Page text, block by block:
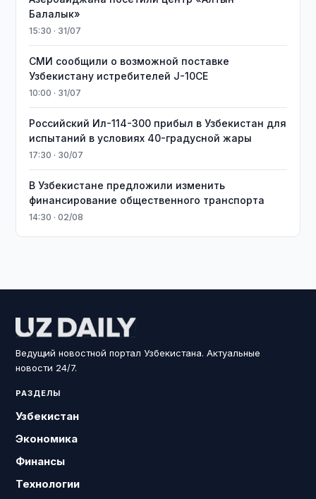
Балалык»
15:30 · 31/07
СМИ сообщили о возможной поставке
Узбекистану истребителей J-10CE
10:00 · 31/07
Российский Ил-114-300 прибыл в Узбекистан для
испытаний в условиях 40-градусной жары
17:30 · 30/07
В Узбекистане предложили изменить
финансирование общественного транспорта
14:30 · 02/08
Ведущий новостной портал Узбекистана. Актуальные
новости 24/7.
РАЗДЕЛЫ
Узбекистан
Экономика
Финансы
Технологии